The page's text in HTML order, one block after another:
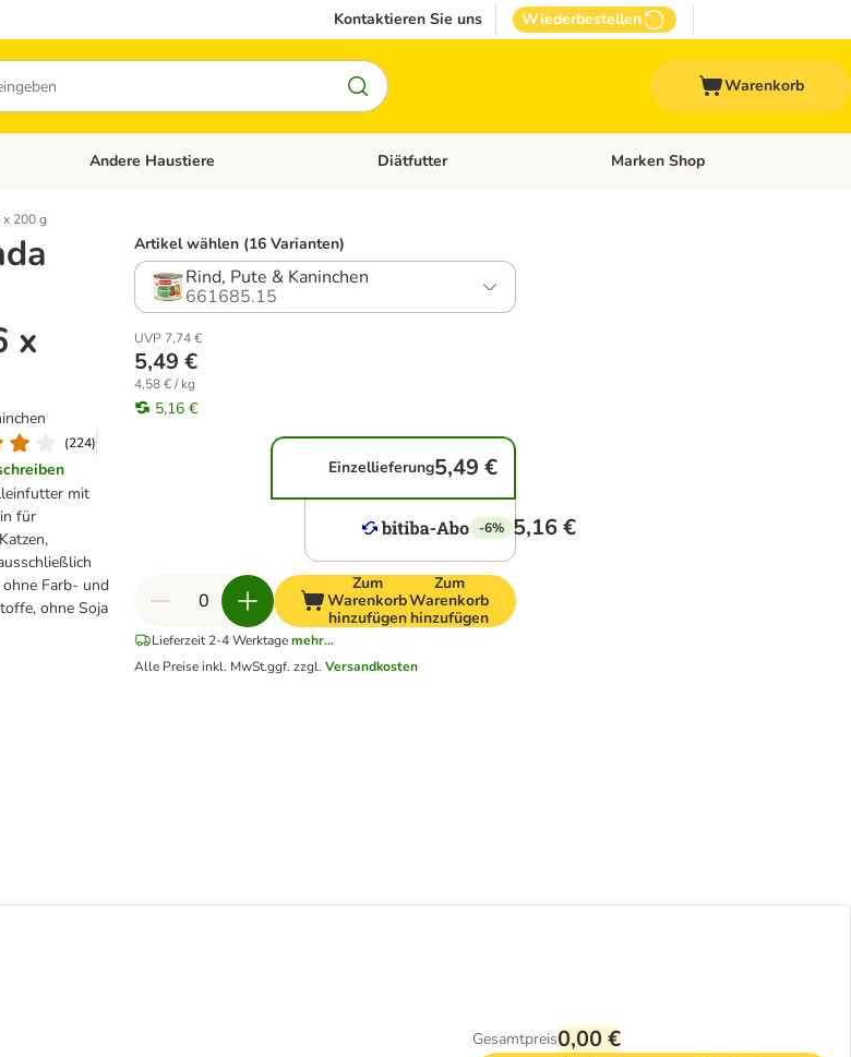
Kontaktieren Sie uns Wiederbestellen
Warenkorb
Kategorie-Menü öffnen: Katzenfutter und Zubehör
Andere Haustiere Kategorie-Menü öffnen: Andere Haustiere
Diätfutter Kategorie-Menü öffnen: Diätfutter
Marken Shop
200 g
x
(224)
mit
für
Farb- und
ohne Soja
Artikel wählen (16 Varianten)
Rind, Pute & Kaninchen
661685.15
UVP 7,74 €
5,49 €
4,58 € / kg
5,16 €
Einzellieferung5,49 €
-6% 5,16 €
Zum
Warenkorb
hinzufügen
Zum
Warenkorb
hinzufügen
Lieferzeit 2-4 Werktagemehr...
Alle Preise inkl. MwSt.ggf. zzgl.Versandkosten
Gesamtpreis0,00 €